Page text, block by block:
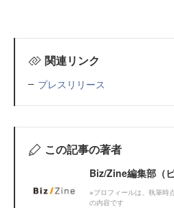
関連リンク
プレスリリース
この記事の著者
Biz/Zine編集部（
※プロフィールは、執筆時
の内容です